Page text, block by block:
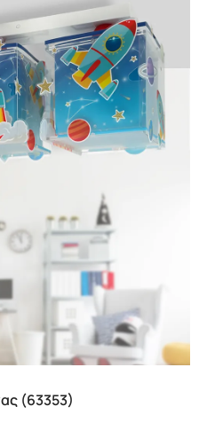
(63353)